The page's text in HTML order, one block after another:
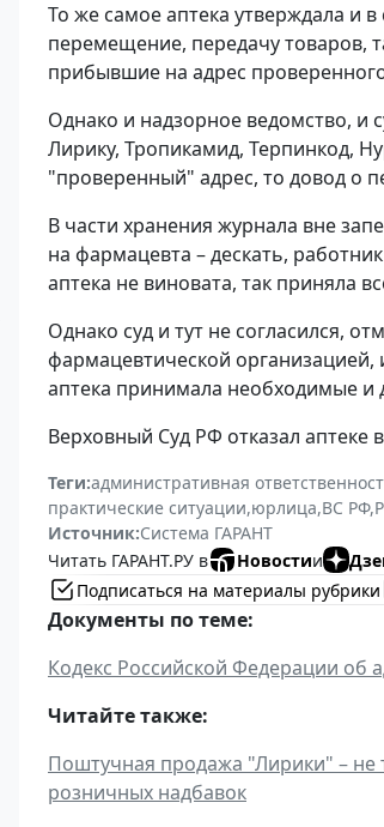
То же самое аптека утверждала и
перемещение, передачу товаров,
прибывшие на адрес
Однако и надзорное ведомство, и
Лирику, Тропикамид, Терпинкод,
"проверенный" адрес, то довод о
В части хранения журнала вне
на фармацевта – дескать,
аптека не виновата, так приняла
Однако суд и тут не согласился,
фармацевтической организацией,
аптека принимала необходимые и
Верховный Суд РФ отказал аптеке
Теги:административная
практические ситуации,юрлица,ВС РФ,
Источник:Система ГАРАНТ
Читать ГАРАНТ.РУ в
Новостии
Подписаться на материалы рубрики
Документы по теме:
Кодекс Российской Федерации об
Читайте также:
Поштучная продажа "Лирики" – не
розничных надбавок